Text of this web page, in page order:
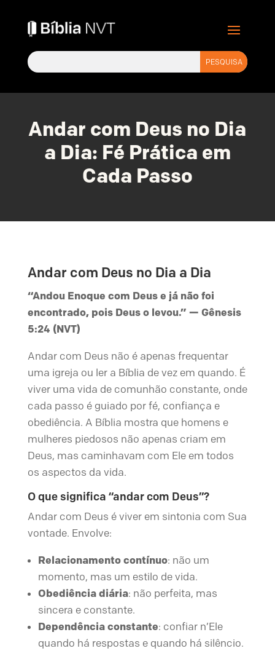
Andar com Deus no Dia
a Dia: Fé Prática em
Cada Passo
Andar com Deus no Dia a Dia
“Andou Enoque com Deus e já não foi
encontrado, pois Deus o levou.” — Gênesis
5:24 (NVT)
Andar com Deus não é apenas frequentar
uma igreja ou ler a Bíblia de vez em quando. É
viver uma vida de comunhão constante, onde
cada passo é guiado por fé, confiança e
obediência. A Bíblia mostra que homens e
mulheres piedosos não apenas criam em
Deus, mas caminhavam com Ele em todos
os aspectos da vida.
O que significa “andar com Deus”?
Andar com Deus é viver em sintonia com Sua
vontade. Envolve:
Relacionamento contínuo: não um
momento, mas um estilo de vida.
Obediência diária: não perfeita, mas
sincera e constante.
Dependência constante: confiar n’Ele
quando há respostas e quando há silêncio.